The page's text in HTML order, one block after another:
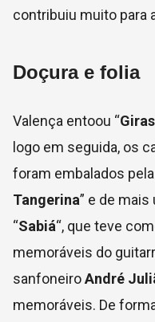
contribuiu muito para
Doçura e folia
Valença entoou “
logo em seguida, os
foram embalados
Tangerina” e de mais
“Sabiá“, que teve
memoráveis do
sanfoneiroAndré
memoráveis. De